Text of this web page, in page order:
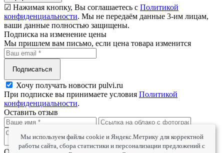
☑ Нажимая кнопку, Вы соглашаетесь с Политикой
конфиденциальности. Мы не передаём данные 3-им лицам,
ваши данные полностью защищены.
Подписка на изменение цены
Мы пришлем вам письмо, если цена товара изменится
Подписаться
Хочу получать новости pulvi.ru
При подписке вы принимаете условия Политикой
конфиденциальности.
Оставить отзыв
Мы используем файлы cookie и Яндекс.Метрику для корректной
работы сайта, сбора статистики и персонализации предложений с